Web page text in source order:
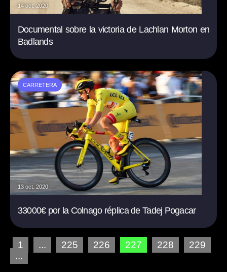
14 oct. 2020
Documental sobre la victoria de Lachlan Morton en
Badlands
CARRETERA
13 oct. 2020
33000€ por la Colnago réplica de Tadej Pogacar
1 ... 225 226 227 228
229
...